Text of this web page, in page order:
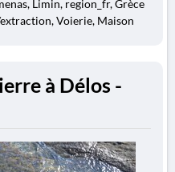
Limin, region_fr, Grèce
Voierie, Maison
à Délos -